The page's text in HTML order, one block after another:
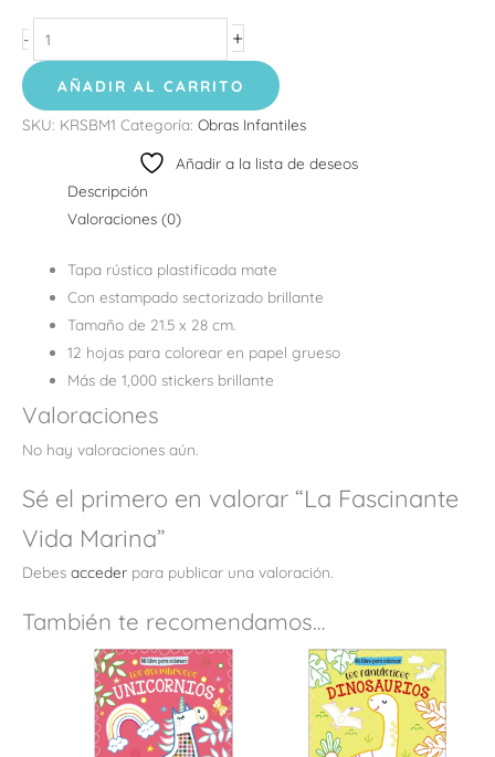
- +
AÑADIR AL CARRITO
SKU: KRSBM1 Categoría: Obras Infantiles
Añadir a la lista de deseos
Descripción
Valoraciones (0)
Tapa rústica plastificada mate
Con estampado sectorizado brillante
Tamaño de 21.5 x 28 cm.
12 hojas para colorear en papel grueso
Más de 1,000 stickers brillante
Valoraciones
No hay valoraciones aún.
Sé el primero en valorar “La Fascinante
Vida Marina”
Debes acceder para publicar una valoración.
También te recomendamos…